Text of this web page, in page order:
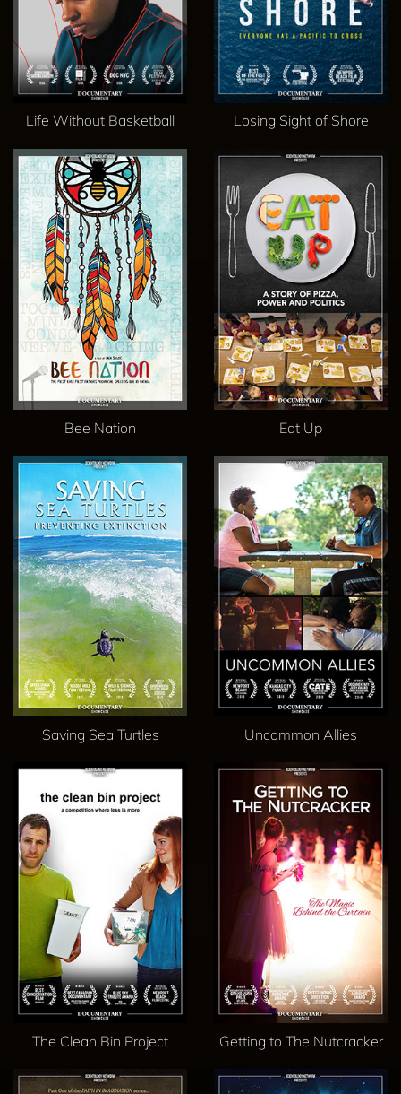
Life Without Basketball Losing Sight of Shore
Bee Nation Eat Up
Saving Sea Turtles Uncommon Allies
The Clean Bin Project Getting to The Nutcracker